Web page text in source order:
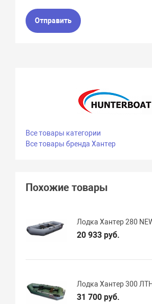
Отправить
Все товары категории
Все товары бренда Хантер
Похожие товары
Лодка Хантер 280
20 933 руб.
Лодка Хантер 300
31 700 руб.